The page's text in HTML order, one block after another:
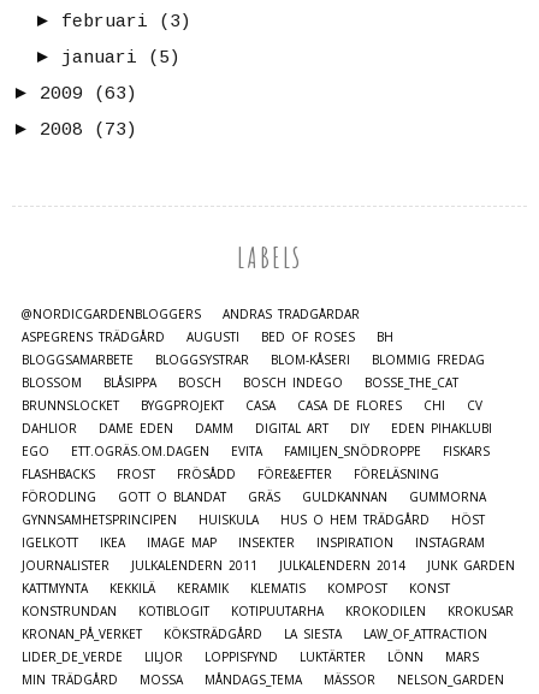
► februari
(3)
► januari
(5)
► 2009
(63)
► 2008 (73)
LABELS
@NORDICGARDENBLOGGERS
ANDRAS TRÄDGÅRDAR
ASPEGRENS TRÄDGÅRD
AUGUSTI BED OF ROSES
BH
BLOGGSAMARBETE
BLOGGSYSTRAR BLOM-KÅSERI
BLOMMIG FREDAG
BLOSSOM
BLÅSIPPA BOSCH BOSCH INDEGO
BOSSE_THE_CAT
BRUNNSLOCKET
BYGGPROJEKT CASA CASA DE FLORES CHI
CV
DAHLIOR
DAME EDEN DAMM DIGITAL ART DIY
EDEN PIHAKLUBI
EGO
ETT.OGRÄS.OM.DAGEN EVITA FAMILJEN_SNÖDROPPE
FISKARS
FLASHBACKS
FROST FRÖSÅDD FÖRE&EFTER
FÖRELÄSNING
FÖRODLING
GOTT O BLANDAT GRÄS GULDKANNAN
GUMMORNA
GYNNSAMHETSPRINCIPEN
HUISKULA HUS O HEM TRÄDGÅRD
HÖST
IGELKOTT
IKEA IMAGE MAP INSEKTER INSPIRATION
INSTAGRAM
JOURNALISTER
JULKALENDERN 2011 JULKALENDERN 2014
JUNK GARDEN
KATTMYNTA
KEKKILÄ KERAMIK KLEMATIS KOMPOST
KONST
KONSTRUNDAN
KOTIBLOGIT KOTIPUUTARHA KROKODILEN
KROKUSAR
KRONAN_PÅ_VERKET
KÖKSTRÄDGÅRD LA SIESTA
LAW_OF_ATTRACTION
LIDER_DE_VERDE
LILJOR LOPPISFYND LUKTÄRTER LÖNN
MARS
MIN TRÄDGÅRD
MOSSA MÅNDAGS_TEMA MÄSSOR
NELSON_GARDEN